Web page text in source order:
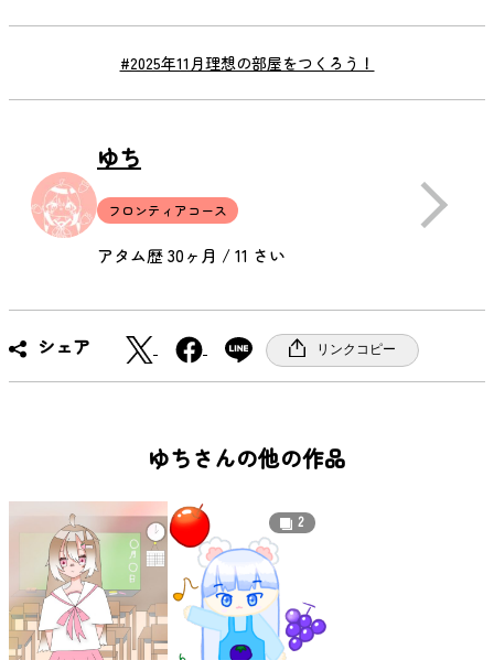
#2025年11月理想の部屋をつくろう！
ゆち
フロンティアコース
アタム歴 30ヶ月 / 11 さい
シェア
a
c
o
k
リンクコピー
ゆちさんの他の作品
2